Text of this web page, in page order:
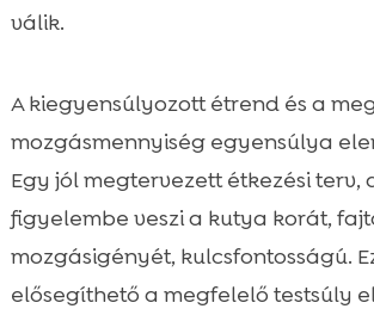
válik.
A kiegyensúlyozott étrend és a
mozgásmennyiség egyensúlya
Egy jól megtervezett étkezési terv,
figyelembe veszi a kutya korát,
mozgásigényét, kulcsfontosságú.
elősegíthető a megfelelő testsúly